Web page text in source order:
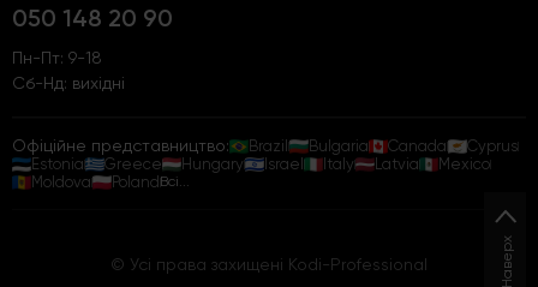
050 148 20 90
Пн-Пт: 9-18
Сб-Нд: вихідні
Офіційне представництво: Brazil Bulgaria Canada
Cyprus
Estonia
Greece Hungary Israel Italy Latvia
Mexico
Moldova
Poland Всі...
© Усі права захищені Kodi-Professional Наверх